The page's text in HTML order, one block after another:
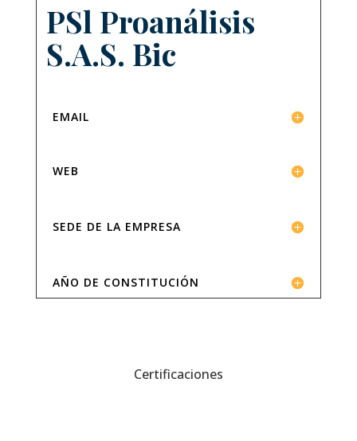
PSl Proanálisis
S.A.S. Bic
EMAIL
WEB
SEDE DE LA EMPRESA
AÑO DE CONSTITUCIÓN
Certificaciones